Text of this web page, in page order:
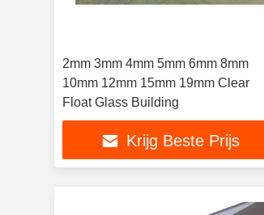
2mm 3mm 4mm 5mm 6mm 8mm
10mm 12mm 15mm 19mm Clear
Float Glass Building
Krijg Beste Prijs